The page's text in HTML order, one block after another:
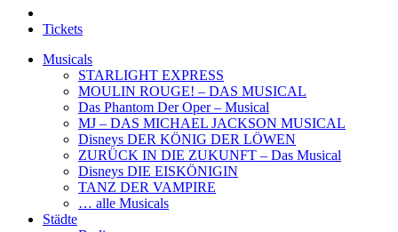
Tickets
Musicals
STARLIGHT EXPRESS
MOULIN ROUGE! – DAS MUSICAL
Das Phantom Der Oper – Musical
MJ – DAS MICHAEL JACKSON MUSICAL
Disneys DER KÖNIG DER LÖWEN
ZURÜCK IN DIE ZUKUNFT – Das Musical
Disneys DIE EISKÖNIGIN
TANZ DER VAMPIRE
… alle Musicals
Städte